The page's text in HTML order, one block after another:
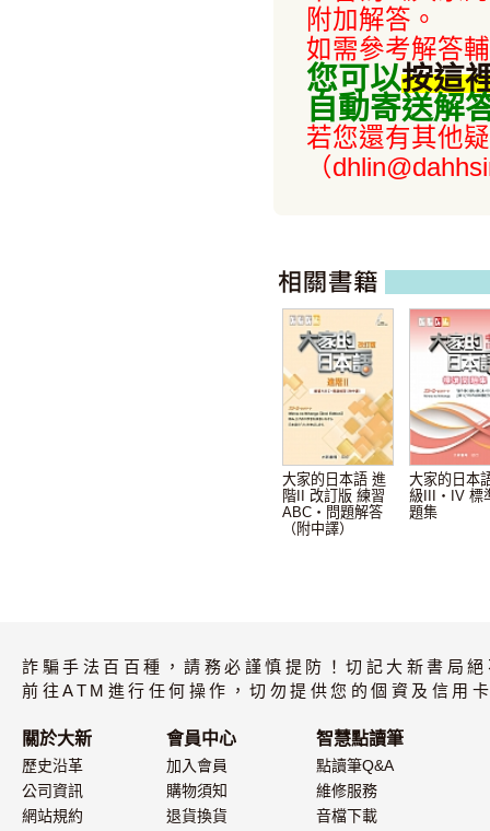
附加解答。
如需參考解答
您可以按這
自動寄送解
若您還有其他
（
大家的日本語 進
階II 改訂版 練習
ABC・問題解答
（附中譯）
大家的日本
級III・IV 標
題集
詐騙手法百百種，請務必謹慎提防！切記大新書局
前往ATM進行任何操作，切勿提供您的個資及信用
關於大新
歷史沿革
公司資訊
網站規約
會員中心
加入會員
購物須知
退貨換貨
智慧點讀筆
點讀筆Q&A
維修服務
音檔下載